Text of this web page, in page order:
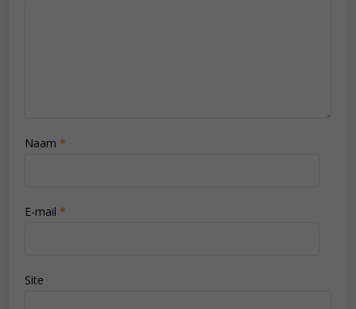
Naam*
E-mail*
Site